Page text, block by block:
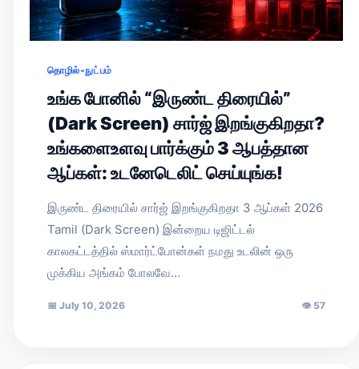
தொழில்-நுட்பம்
உங்க போனில் “இருண்ட திரையில்”
(Dark Screen) சார்ஜ் இறங்குகிறதா?
உங்களைஉளவு பார்க்கும் 3 ஆபத்தான
ஆப்கள்: உடனேடெலிட் செய்யுங்க!
இருண்ட திரையில் சார்ஜ் இறங்குகிறதா 3 ஆப்கள் 2026
Tamil (Dark Screen) இன்றைய டிஜிட்டல்
காலகட்டத்தில் ஸ்மார்ட்போன்கள் நமது உடலின் ஒரு
முக்கிய அங்கம் போலவே…
📅 July 10, 2026 👁57